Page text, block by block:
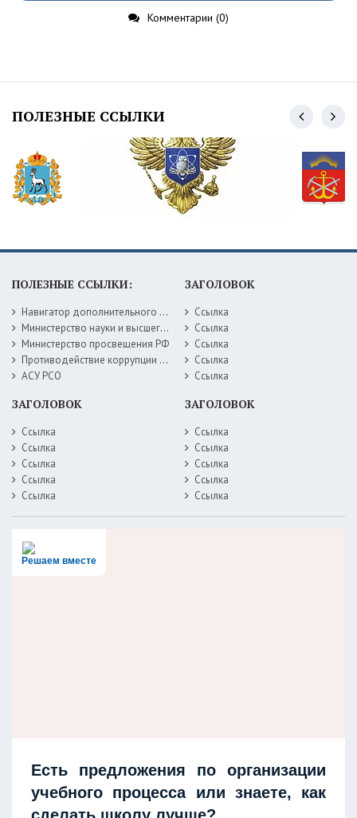
Комментарии (0)
ПОЛЕЗНЫЕ ССЫЛКИ
ПОЛЕЗНЫЕ ССЫЛКИ:
Навигатор дополнительного образования детей Самарской области
Министерство науки и высшего образования РФ
Министерство просвещения РФ
Противодействие коррупции Министерство образования Самарской области
АСУ РСО
ЗАГОЛОВОК
Ссылка
Ссылка
Ссылка
Ссылка
Ссылка
ЗАГОЛОВОК
Ссылка
Ссылка
Ссылка
Ссылка
Ссылка
ЗАГОЛОВОК
Ссылка
Ссылка
Ссылка
Ссылка
Ссылка
Решаем вместе
Есть предложения по организации
учебного процесса или знаете, как